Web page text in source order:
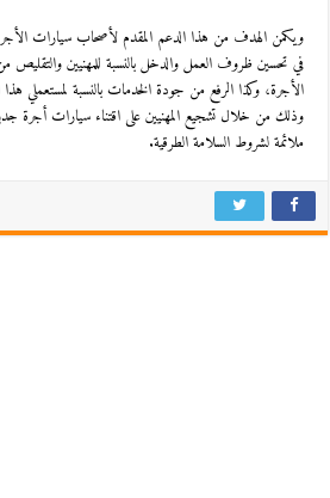
ويكمن الهدف من هذا الدعم المقدم لأصحاب سيارات
في تحسين ظروف العمل والدخل بالنسبة للمهنيين
الأجرة، وكذا الرفع من جودة الخدمات بالنسبة لمستعملي
وذلك من خلال تشجيع المهنيين على اقتناء سيارات أجرة
ملائمة لشروط السلامة الطرقية.